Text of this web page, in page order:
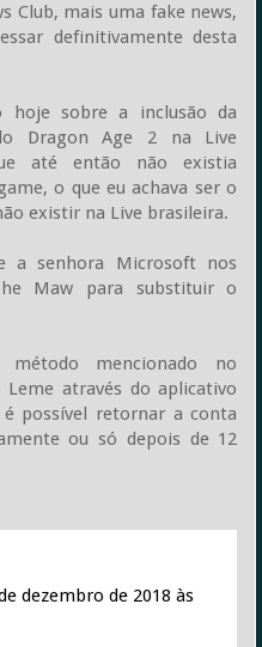
Club, mais uma fake news,
definitivamente desta
hoje sobre a inclusão da
Dragon Age 2 na Live
até então não existia
o que eu achava ser o
existir na Live brasileira.
a senhora Microsoft nos
Maw para substituir o
mencionado no
através do aplicativo
possível retornar a conta
ou só depois de 12
dezembro de 2018 às